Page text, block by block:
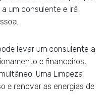
um consulente e irá
levar um consulente a
e financeiros,
Uma Limpeza
e renovar as energias de